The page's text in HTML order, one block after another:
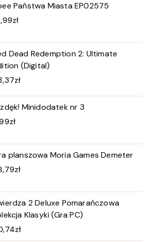
Państwa Miasta EP02575
zł
Dead Redemption 2: Ultimate
(Digital)
zł
Minidodatek nr 3
zł
planszowa Moria Games Demeter
zł
2 Deluxe Pomarańczowa
Klasyki (Gra PC)
zł